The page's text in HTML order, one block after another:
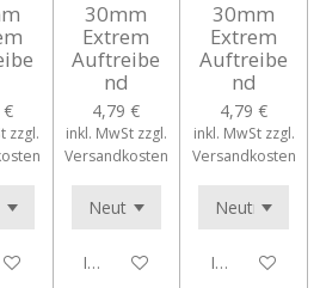
zzgl.
Warenkorb
30mm
Extrem
Auftreibe
nd
4,79 €
inkl. MwSt zzgl.
Versandkosten
In den Warenkorb
30mm
Extrem
Auftreibe
nd
4,79 €
inkl. MwSt zzgl.
Versandkosten
In den